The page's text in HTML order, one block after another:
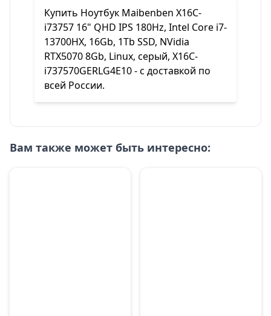
Купить Ноутбук Maibenben X16C-
i73757 16" QHD IPS 180Hz, Intel Core i7-
13700HX, 16Gb, 1Tb SSD, NVidia
RTX5070 8Gb, Linux, серый, X16C-
i737570GERLG4E10 - с доставкой по
всей России.
Вам также может быть интересно: